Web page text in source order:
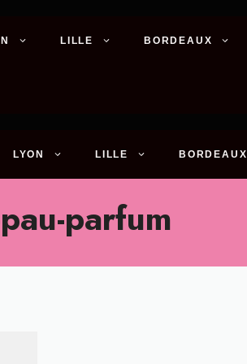
LILLE BORDEAUX
LYON LILLE BORDEAUX
parfum